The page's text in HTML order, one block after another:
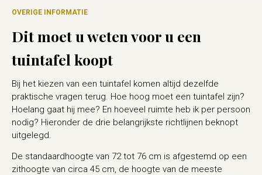
OVERIGE INFORMATIE
Dit moet u weten voor u een
tuintafel koopt
Bij het kiezen van een tuintafel komen altijd dezelfde
praktische vragen terug. Hoe hoog moet een tuintafel zijn?
Hoelang gaat hij mee? En hoeveel ruimte heb ik per persoon
nodig? Hieronder de drie belangrijkste richtlijnen beknopt
uitgelegd.
De standaardhoogte van 72 tot 76 cm is afgestemd op een
zithoogte van circa 45 cm, de hoogte van de meeste